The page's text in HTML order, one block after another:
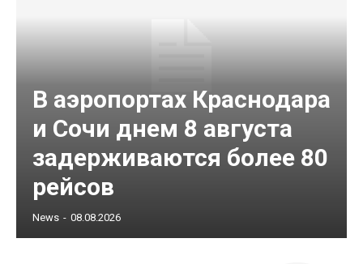
В аэропортах Краснодара
и Сочи днем 8 августа
задерживаются более 80
рейсов
News - 08.08.2026